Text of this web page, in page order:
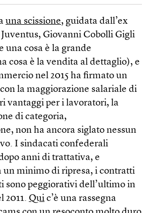
una scissione, guidata dall’ex
Giovanni Cobolli Gigli
una cosa è la grande
cosa è la vendita al dettaglio), e
nel 2015 ha firmato un
la maggiorazione salariale di
vantaggi per i lavoratori, la
di categoria,
non ha ancora siglato nessun
I sindacati confederali
anni di trattativa, e
un minimo di ripresa, i contratti
sono peggiorativi dell’ultimo in
2011. Qui c’è una rassegna